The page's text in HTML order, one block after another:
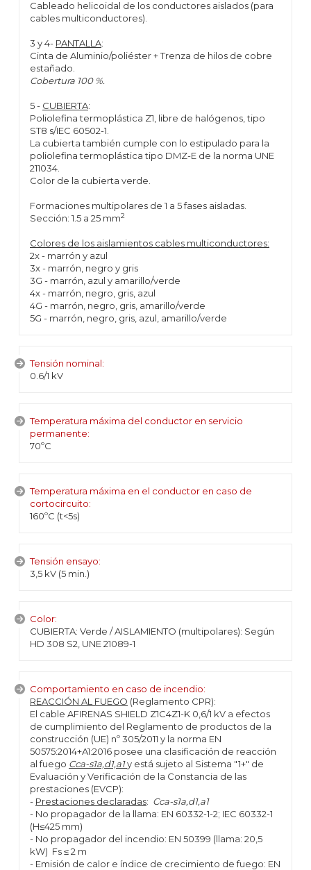
Cableado helicoidal de los conductores aislados (para
cables multiconductores).
3 y 4- PANTALLA:
Cinta de Aluminio/poliéster + Trenza de hilos de cobre
estañado.
Cobertura 100 %.
5 - CUBIERTA:
Poliolefina termoplástica Z1, libre de halógenos, tipo
ST8 s/IEC 60502-1.
La cubierta también cumple con lo estipulado para la
poliolefina termoplástica tipo DMZ-E de la norma UNE
211034.
Color de la cubierta verde.
Formaciones multipolares de 1 a 5 fases aisladas.
Sección: 1.5 a 25 mm2
Colores de los aislamientos cables multiconductores:
2x - marrón y azul
3x - marrón, negro y gris
3G - marrón, azul y amarillo/verde
4x - marrón, negro, gris, azul
4G - marrón, negro, gris, amarillo/verde
5G - marrón, negro, gris, azul, amarillo/verde
Tensión nominal:
0.6/1 kV
Temperatura máxima del conductor en servicio
permanente:
70ºC
Temperatura máxima en el conductor en caso de
cortocircuito:
160ºC (t<5s)
Tensión ensayo:
3,5 kV (5 min.)
Color:
CUBIERTA: Verde / AISLAMIENTO (multipolares): Según
HD 308 S2, UNE 21089-1
Comportamiento en caso de incendio:
REACCIÓN AL FUEGO (Reglamento CPR):
El cable AFIRENAS SHIELD Z1C4Z1-K 0,6/1 kV a efectos
de cumplimiento del Reglamento de productos de la
construcción (UE) nº 305/2011 y la norma EN
50575:2014+A1:2016 posee una clasificación de reacción
al fuego Cca-s1a,d1,a1y está sujeto al Sistema "1+" de
Evaluación y Verificación de la Constancia de las
prestaciones (EVCP):
- Prestaciones declaradas: Cca-s1a,d1,a1
- No propagador de la llama: EN 60332-1-2; IEC 60332-1
(H≤425 mm)
- No propagador del incendio: EN 50399 (llama: 20,5
kW) Fs ≤ 2 m
- Emisión de calor e índice de crecimiento de fuego: EN